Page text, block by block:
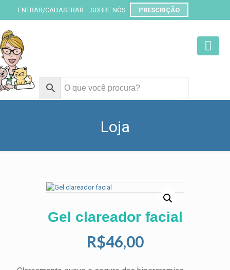
ENTRAR/CADASTRAR SOBRE NÓS PRESCRIÇÃO
Loja
Gel clareador facial
R$46,00